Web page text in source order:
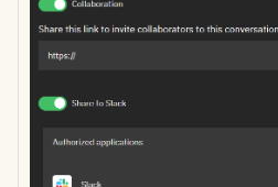
9 de agosto de 2024
2 de agosto de 2024
26 de julio de 2024